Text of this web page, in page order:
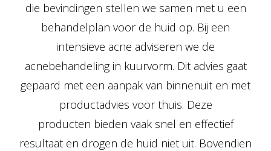
die bevindingen stellen we samen met u een
behandelplan voor de huid op. Bij een
intensieve acne adviseren we de
acnebehandeling in kuurvorm. Dit advies gaat
gepaard met een aanpak van binnenuit en met
productadvies voor thuis. Deze
producten bieden vaak snel en effectief
resultaat en drogen de huid niet uit. Bovendien